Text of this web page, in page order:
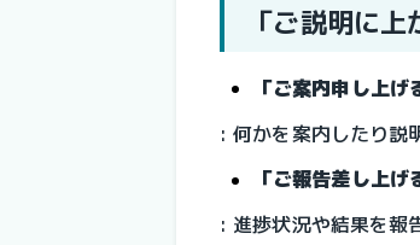
「ご説明に
「ご案内申し上げ
: 何かを案内したり説
「ご報告差し上げ
: 進捗状況や結果を報